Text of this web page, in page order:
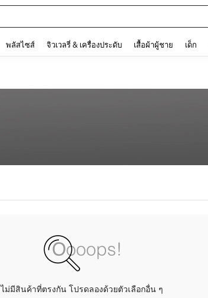
พลัสไซส์ จิวเวลรี่ & เครื่องประดับ เสื้อผ้าผู้ชาย เด็ก
ไม่มีสินค้าที่ตรงกัน โปรดลองด้วยตัวเลือกอื่น ๆ